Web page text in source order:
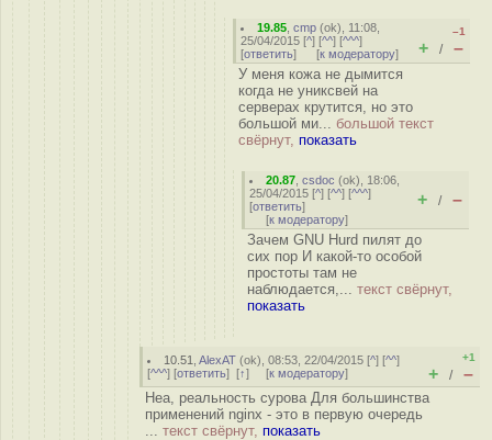
19.85 ,cmp (ok), 11:08,
25/04/2015 [^] [^^] [^^^]
[ответить] [к модератору]
–1
+ / –
У меня кожа не дымится
когда не униксвей на
серверах крутится, но это
большой ми... большой текст
свёрнут, показать
20.87 ,csdoc (ok), 18:06,
25/04/2015 [^] [^^] [^^^]
[ответить]
[к модератору]
+ / –
Зачем GNU Hurd пилят до
сих пор И какой-то особой
простоты там не
наблюдается,... текст свёрнут,
показать
10.51 ,AlexAT (ok), 08:53, 22/04/2015 [^] [^^]
[^^^] [ответить] [↑] [к модератору]
+1
+ / –
Неа, реальность сурова Для большинства
применений nginx - это в первую очередь
... текст свёрнут, показать